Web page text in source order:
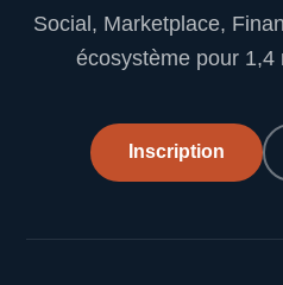
Social, Marketplace,
écosystème pour 1,4
Inscription